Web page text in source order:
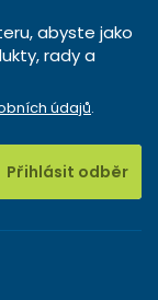
abyste jako
rady a
údajů.
Přihlásit odběr